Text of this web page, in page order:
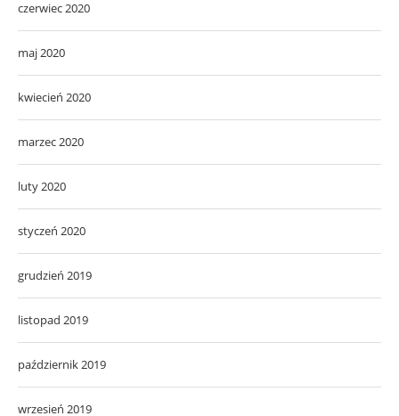
czerwiec 2020
maj 2020
kwiecień 2020
marzec 2020
luty 2020
styczeń 2020
grudzień 2019
listopad 2019
październik 2019
wrzesień 2019